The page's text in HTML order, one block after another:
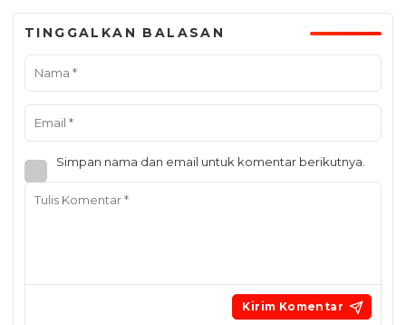
TINGGALKAN BALASAN
Simpan nama dan email untuk komentar berikutnya.